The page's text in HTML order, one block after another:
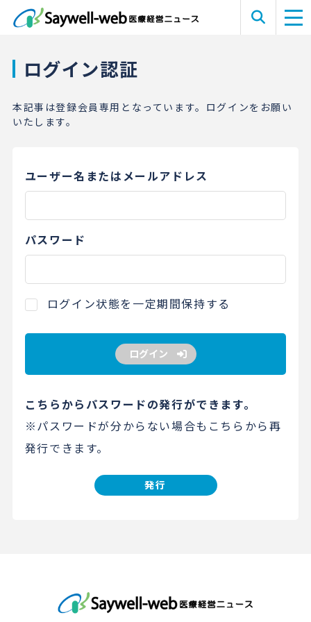
ログイン認証
本記事は登録会員専用となっています。ログインをお願い
いたします。
ユーザー名またはメールアドレス
パスワード
ログイン状態を一定期間保持する
ログイン
こちらからパスワードの発行ができます。
※パスワードが分からない場合もこちらから再
発行できます。
発行